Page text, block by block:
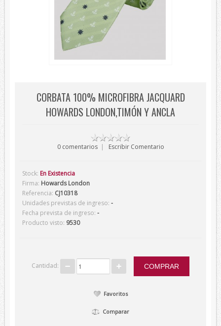
Chales/Foulares Howards London
Chales/Foulares Marca Blanca
Presentaciones
Pajaritas
Corbatas Lambertti
Corbatas Howards London
Corbatas Marca Blanca
Pañuelos Marca Blanca
CORBATA 100% MICROFIBRA JACQUARD
HOWARDS LONDON,TIMÓN Y ANCLA
0 comentarios| Escribir Comentario
Stock: En Existencia
Firma: Howards London
Referencia: CJ10318
Unidades previstas de ingreso: -
Fecha prevista de ingreso: -
Producto visto: 9530
Cantidad:
Favoritos
Comparar